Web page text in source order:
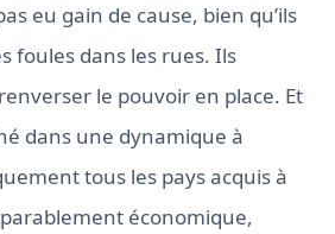
eu gain de cause, bien qu’ils
foules dans les rues. Ils
le pouvoir en place. Et
dans une dynamique à
tous les pays acquis à
économique,